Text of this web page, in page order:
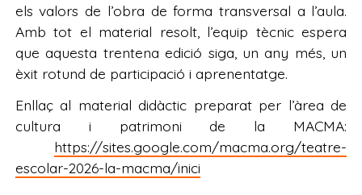
els valors de l’obra de forma transversal a l’aula.
Amb tot el material resolt, l’equip tècnic espera
que aquesta trentena edició siga, un any més, un
èxit rotund de participació i aprenentatge.
Enllaç al material didàctic preparat per l’àrea de
cultura i patrimoni de la MACMA:
https://sites.google.com/macma.org/teatre-
escolar-2026-la-macma/inici